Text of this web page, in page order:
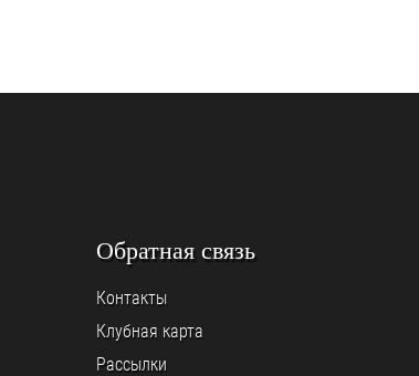
Обратная связь
Контакты
Клубная карта
Рассылки